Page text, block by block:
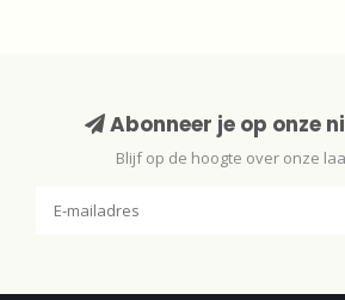
Abonneer je op onze
Blijf op de hoogte over onze